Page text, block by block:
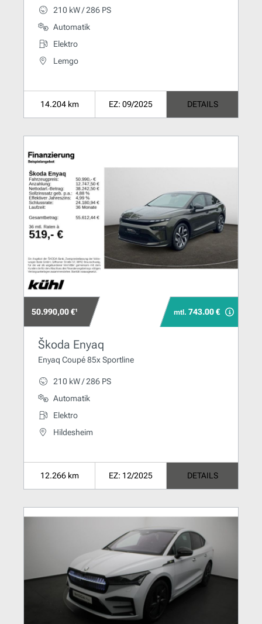
210 kW / 286 PS
Automatik
Elektro
Lemgo
14.204 km EZ: 09/2025 DETAILS
50.990,00 €¹ mtl. 743.00 €
Škoda Enyaq
Enyaq Coupé 85x Sportline
210 kW / 286 PS
Automatik
Elektro
Hildesheim
12.266 km EZ: 12/2025 DETAILS